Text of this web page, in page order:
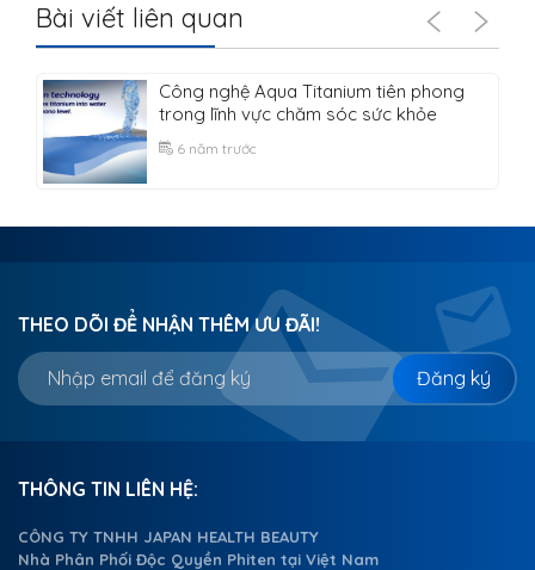
Bài viết liên quan
Công nghệ Aqua Titanium tiên phong
trong lĩnh vực chăm sóc sức khỏe
6 năm trước
THEO DÕI ĐỂ NHẬN THÊM ƯU ĐÃI!
Đăng ký
THÔNG TIN LIÊN HỆ:
CÔNG TY TNHH JAPAN HEALTH BEAUTY
Nhà Phân Phối Độc Quyền Phiten tại Việt Nam